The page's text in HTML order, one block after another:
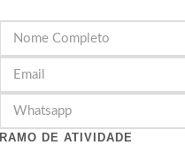
RAMO DE ATIVIDADE